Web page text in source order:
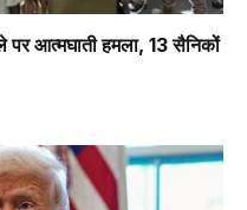
आत्मघाती हमला, 13 सैनिकों